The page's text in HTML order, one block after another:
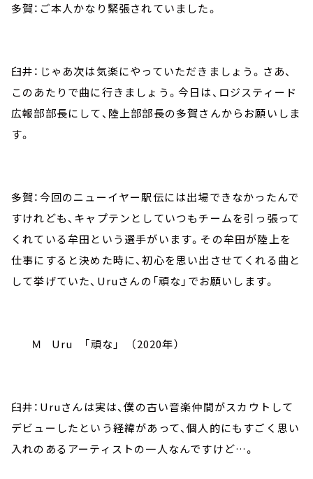
多賀：ご本人かなり緊張されていました。
臼井：じゃあ次は気楽にやっていただきましょう。さあ、
このあたりで曲に行きましょう。今日は、ロジスティード
広報部部長にして、陸上部部長の多賀さんからお願いしま
す。
多賀：今回のニューイヤー駅伝には出場できなかったんで
すけれども、キャプテンとしていつもチームを引っ張って
くれている牟田という選手がいます。その牟田が陸上を
仕事にすると決めた時に、初心を思い出させてくれる曲と
して挙げていた、Uruさんの「頑な」でお願いします。
Ｍ Uru 「頑な」 （2020年）
臼井：Uruさんは実は、僕の古い音楽仲間がスカウトして
デビューしたという経緯があって、個人的にもすごく思い
入れのあるアーティストの一人なんですけど…。